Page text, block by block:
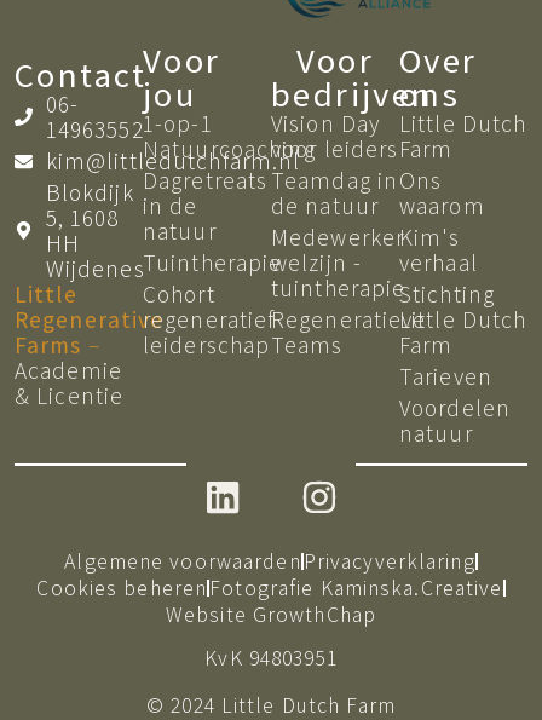
Contact
06-
14963552
kim@littledutchfarm.nl
Blokdijk
5, 1608
HH
Wijdenes
Little
Regenerative
Farms –
Academie
& Licentie
Voor
jou
1-op-1
Natuurcoaching
Dagretreats
in de
natuur
Tuintherapie
Cohort
regeneratief
leiderschap
Voor
bedrijven
Vision Day
voor leiders
Teamdag in
de natuur
Medewerker
welzijn -
tuintherapie
Regeneratieve
Teams
Over
ons
Little Dutch
Farm
Ons
waarom
Kim's
verhaal
Stichting
Little Dutch
Farm
Tarieven
Voordelen
natuur
Algemene voorwaardenPrivacyverklaring
Cookies beherenFotografie Kaminska.Creative
Website GrowthChap
KvK 94803951
© 2024 Little Dutch Farm